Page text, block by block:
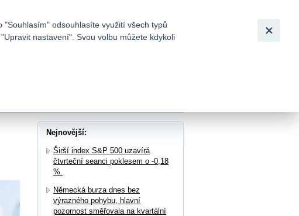
poplatků a
Nejnovější:
Širší index S&P 500 uzavírá
čtvrteční seanci poklesem o -0,18
%.
Německá burza dnes bez
výrazného pohybu, hlavní
pozornost směřovala na kvartální
odsouhlasíte využití všech typů
nastavení". Svou volbu můžete kdykoli